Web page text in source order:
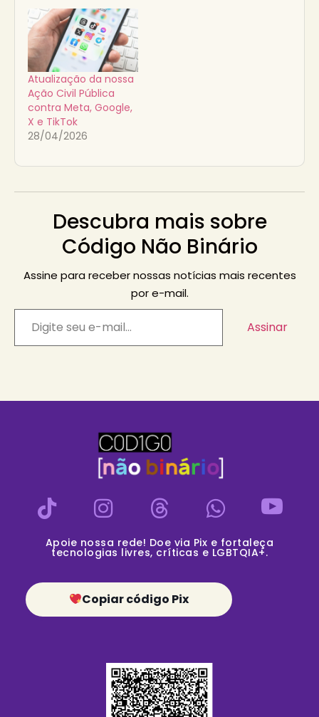
Atualização da nossa
Ação Civil Pública
contra Meta, Google,
X e TikTok
28/04/2026
Descubra mais sobre
Código Não Binário
Assine para receber nossas notícias mais recentes
por e-mail.
Assinar
Apoie nossa rede! Doe via Pix e fortaleça
tecnologias livres, críticas e LGBTQIA+.
Copiar código Pix